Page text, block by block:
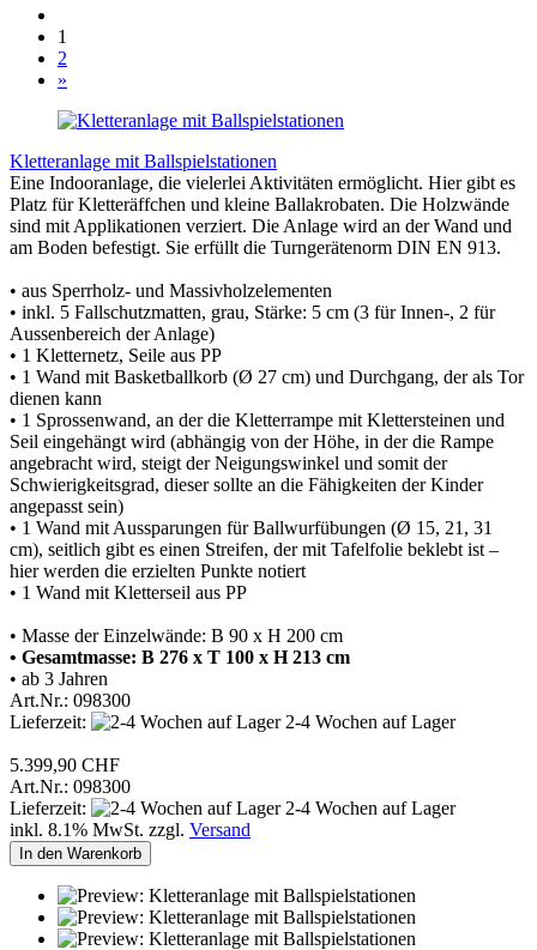
1
2
»
Kletteranlage mit Ballspielstationen
Eine Indooranlage, die vielerlei Aktivitäten ermöglicht. Hier gibt es
Platz für Kletteräffchen und kleine Ballakrobaten. Die Holzwände
sind mit Applikationen verziert. Die Anlage wird an der Wand und
am Boden befestigt. Sie erfüllt die Turngerätenorm DIN EN 913.
• aus Sperrholz- und Massivholzelementen
• inkl. 5 Fallschutzmatten, grau, Stärke: 5 cm (3 für Innen-, 2 für
Aussenbereich der Anlage)
• 1 Kletternetz, Seile aus PP
• 1 Wand mit Basketballkorb (Ø 27 cm) und Durchgang, der als Tor
dienen kann
• 1 Sprossenwand, an der die Kletterrampe mit Klettersteinen und
Seil eingehängt wird (abhängig von der Höhe, in der die Rampe
angebracht wird, steigt der Neigungswinkel und somit der
Schwierigkeitsgrad, dieser sollte an die Fähigkeiten der Kinder
angepasst sein)
• 1 Wand mit Aussparungen für Ballwurfübungen (Ø 15, 21, 31
cm), seitlich gibt es einen Streifen, der mit Tafelfolie beklebt ist –
hier werden die erzielten Punkte notiert
• 1 Wand mit Kletterseil aus PP
• Masse der Einzelwände: B 90 x H 200 cm
• Gesamtmasse: B 276 x T 100 x H 213 cm
• ab 3 Jahren
Art.Nr.: 098300
Lieferzeit:
2-4 Wochen auf Lager
5.399,90 CHF
Art.Nr.: 098300
Lieferzeit:
2-4 Wochen auf Lager
inkl. 8.1% MwSt. zzgl. Versand
In den Warenkorb